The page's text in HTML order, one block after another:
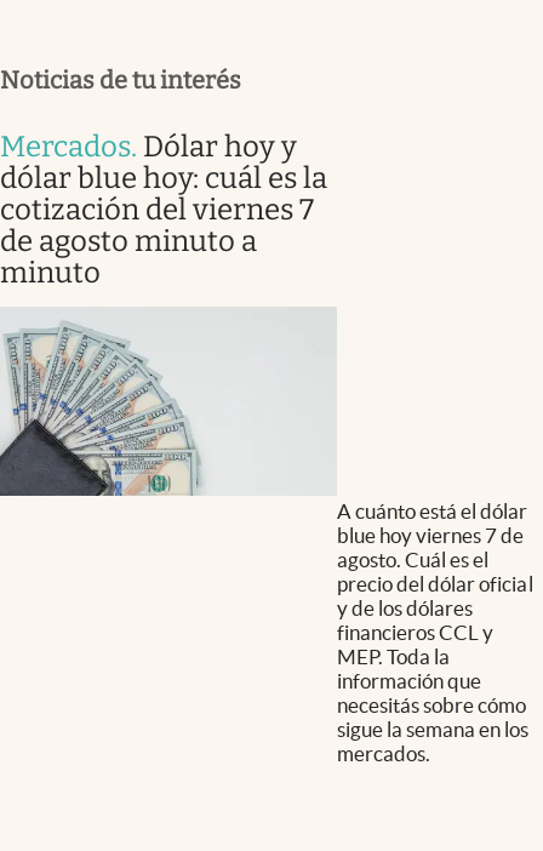
Noticias de tu interés
Mercados. Dólar hoy y
dólar blue hoy: cuál es la
cotización del viernes 7
de agosto minuto a
minuto
A cuánto está el dólar
blue hoy viernes 7 de
agosto. Cuál es el
precio del dólar oficial
y de los dólares
financieros CCL y
MEP. Toda la
información que
necesitás sobre cómo
sigue la semana en los
mercados.